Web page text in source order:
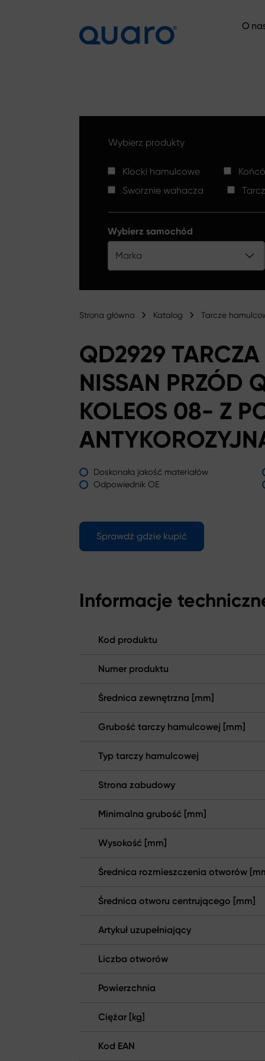
O
Wybierz produkty
Klocki hamulcowe
Sworznie wahacza
Wybierz samochód
Marka
Strona główna Katalog Tarcze
QD2929
NISSAN PRZÓD
KOLEOS 08- Z
Doskonała jakość materiałów
Odpowiednik OE
Sprawdź gdzie kupić
Informacje
Kod produktu
Numer produktu
Średnica zewnętrzna [mm]
Grubość tarczy hamulcowej [mm]
Typ tarczy hamulcowej
Strona zabudowy
Minimalna grubość [mm]
Wysokość [mm]
Średnica rozmieszczenia otworów
Średnica otworu centrującego [mm]
Artykuł uzupełniający
Liczba otworów
Powierzchnia
Ciężar [kg]
Kod EAN